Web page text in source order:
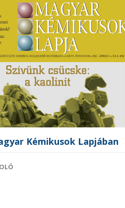
Kémikusok Lapjában